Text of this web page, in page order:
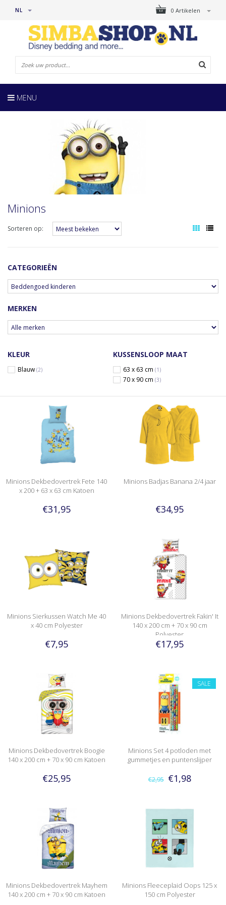
0 Artikelen
NL
MENU
Minions
Sorteren op:
CATEGORIEËN
MERKEN
KLEUR
Blauw (2)
KUSSENSLOOP MAAT
63 x 63 cm (1)
70 x 90 cm (3)
Minions Dekbedovertrek Fete 140
x 200 + 63 x 63 cm Katoen
€31,95
Minions Badjas Banana 2/4 jaar
€34,95
Minions Sierkussen Watch Me 40
x 40 cm Polyester
€7,95
Minions Dekbedovertrek Fakin' It
140 x 200 cm + 70 x 90 cm
Polyester
€17,95
Minions Dekbedovertrek Boogie
140 x 200 cm + 70 x 90 cm Katoen
€25,95
SALE
Minions Set 4 potloden met
gummetjes en puntenslijper
€2,95 €1,98
Minions Dekbedovertrek Mayhem
140 x 200 cm + 70 x 90 cm Katoen
Minions Fleeceplaid Oops 125 x
150 cm Polyester